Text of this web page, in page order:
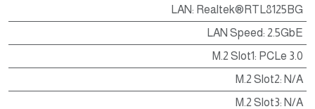
LAN: Realtek®RTL8125BG
LAN Speed: 2.5GbE
M.2 Slot1: PCLe 3.0
M.2 Slot2: N/A
M.2 Slot3: N/A